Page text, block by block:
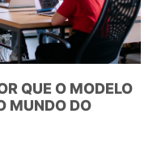
QUE O MODELO
MUNDO DO